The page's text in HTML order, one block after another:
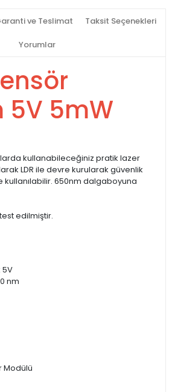
ve Teslimat Taksit Seçenekleri
Yorumlar
5V 5mW
kullanabileceğiniz pratik lazer
LDR ile devre kurularak güvenlik
kullanılabilir. 650nm dalgaboyuna
edilmiştir.
5V
nm
Modülü